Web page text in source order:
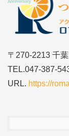
〒270-2213 千
TEL.047-387-
URL. https://